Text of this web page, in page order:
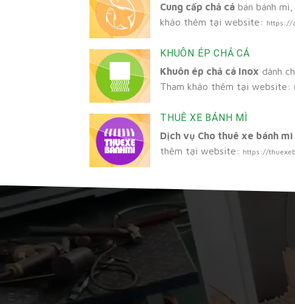
Cung cấp chả cá bán bánh
khảo thêm tại website: https://
KHUÔN ÉP CHẢ CÁ
Khuôn ép chả cá Inox dành
Tham khảo thêm tại website:
THUÊ XE BÁNH MÌ
Dịch vụ Cho thuê xe bánh mì
thêm tại website: https://